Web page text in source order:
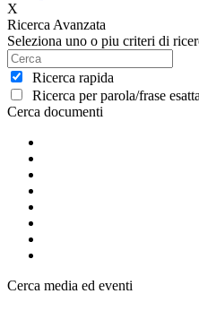
X
Ricerca Avanzata
Seleziona uno o piu criteri di
Ricerca rapida
Ricerca per parola/frase esatta
Cerca documenti
Cerca media ed eventi